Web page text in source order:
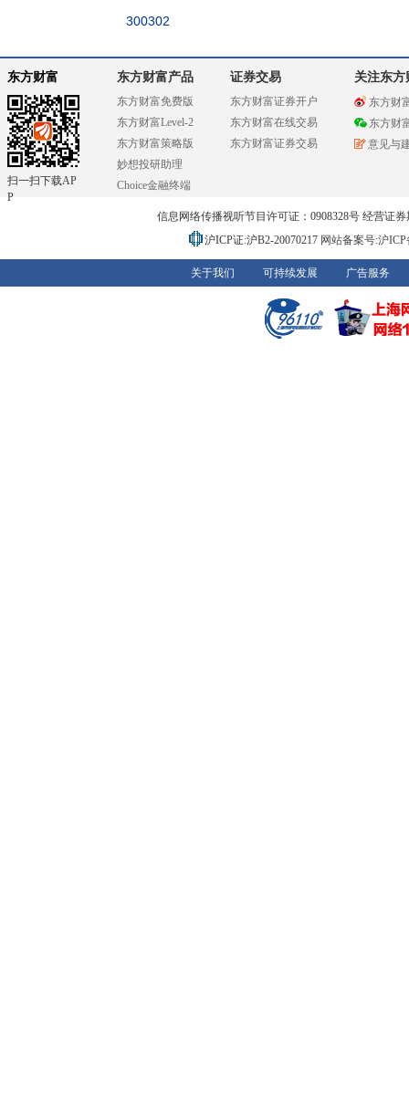
300302
东方财富
扫一扫下载AP
P
东方财富产品
东方财富免费版
东方财富Level-2
东方财富策略版
妙想投研助理
Choice金融终端
证券交易
东方财富证券开户
东方财富在线交易
东方财富证券交易
关注东方
东方财
东方财
意见与
信息网络传播视听节目许可证：0908328号 经营证
沪ICP证:沪B2-20070217 网站备案号:沪
关于我们 可持续发展 广告服务